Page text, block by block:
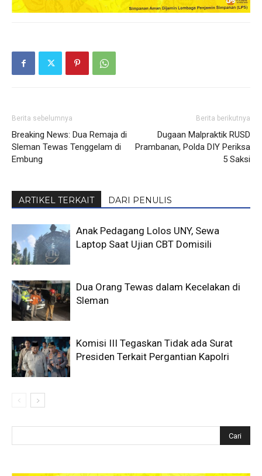
Berita sebelumnya
Breaking News: Dua Remaja di
Sleman Tewas Tenggelam di
Embung
Berita berikutnya
Dugaan Malpraktik RUSD
Prambanan, Polda DIY Periksa
5 Saksi
ARTIKEL TERKAIT DARI PENULIS
Anak Pedagang Lolos UNY, Sewa
Laptop Saat Ujian CBT Domisili
Dua Orang Tewas dalam Kecelakan di
Sleman
Komisi III Tegaskan Tidak ada Surat
Presiden Terkait Pergantian Kapolri